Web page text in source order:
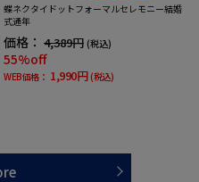
蝶ネクタイドットフォーマルセレモニー結婚
式通年
価格： 4,389円 (税込)
55%off
WEB価格： 1,990円 (税込)